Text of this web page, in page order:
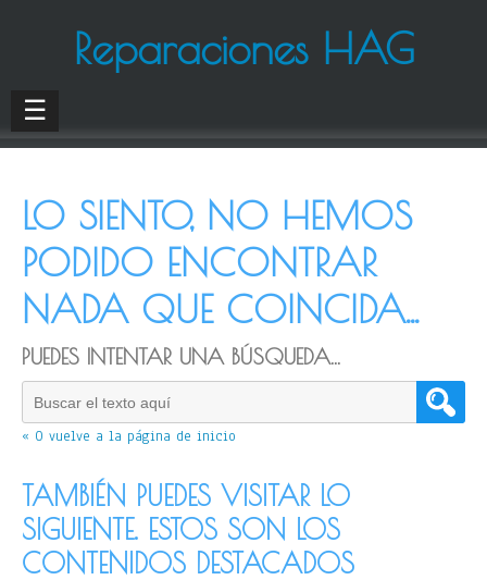
Reparaciones HAG
☰
LO SIENTO, NO HEMOS
PODIDO ENCONTRAR
NADA QUE COINCIDA...
PUEDES INTENTAR UNA BÚSQUEDA...
« O vuelve a la página de inicio
TAMBIÉN PUEDES VISITAR LO
SIGUIENTE. ESTOS SON LOS
CONTENIDOS DESTACADOS